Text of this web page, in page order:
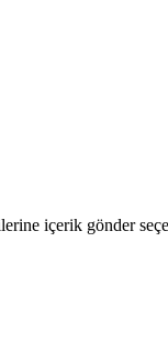
içerik gönder